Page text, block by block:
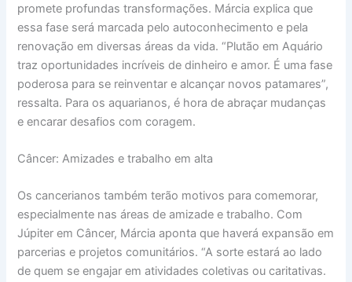
promete profundas transformações. Márcia explica que
essa fase será marcada pelo autoconhecimento e pela
renovação em diversas áreas da vida. “Plutão em Aquário
traz oportunidades incríveis de dinheiro e amor. É uma fase
poderosa para se reinventar e alcançar novos patamares”,
ressalta. Para os aquarianos, é hora de abraçar mudanças
e encarar desafios com coragem.
Câncer: Amizades e trabalho em alta
Os cancerianos também terão motivos para comemorar,
especialmente nas áreas de amizade e trabalho. Com
Júpiter em Câncer, Márcia aponta que haverá expansão em
parcerias e projetos comunitários. “A sorte estará ao lado
de quem se engajar em atividades coletivas ou caritativas.